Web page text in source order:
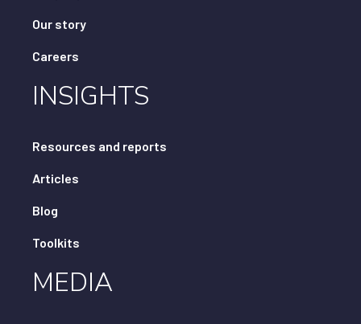
Our story
Careers
INSIGHTS
Resources and reports
Articles
Blog
Toolkits
MEDIA